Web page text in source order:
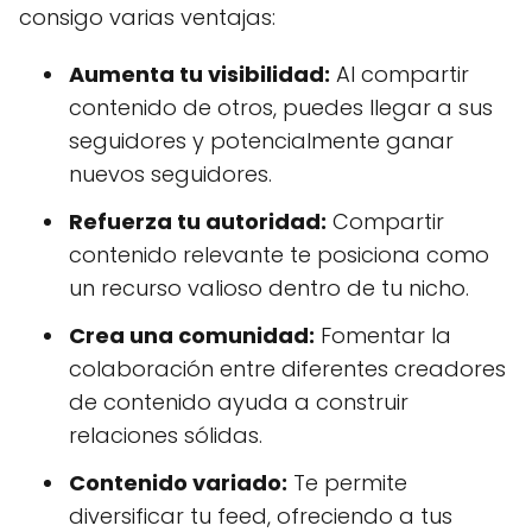
consigo varias ventajas:
Aumenta tu visibilidad: Al compartir
contenido de otros, puedes llegar a sus
seguidores y potencialmente ganar
nuevos seguidores.
Refuerza tu autoridad: Compartir
contenido relevante te posiciona como
un recurso valioso dentro de tu nicho.
Crea una comunidad: Fomentar la
colaboración entre diferentes creadores
de contenido ayuda a construir
relaciones sólidas.
Contenido variado: Te permite
diversificar tu feed, ofreciendo a tus